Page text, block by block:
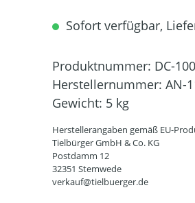
Sofort verfügbar,
Produktnummer: DC-
Herstellernummer: AN-
Gewicht: 5 kg
Herstellerangaben gemäß EU-
Tielbürger GmbH & Co. KG
Postdamm 12
32351 Stemwede
verkauf@tielbuerger.de